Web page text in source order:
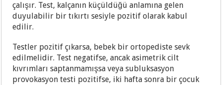
çalışır. Test, kalçanın küçüldüğü anlamına gelen
duyulabilir bir tıkırtı sesiyle pozitif olarak kabul
edilir.
Testler pozitif çıkarsa, bebek bir ortopediste sevk
edilmelidir. Test negatifse, ancak asimetrik cilt
kıvrımları saptanmamışsa veya subluksasyon
provokasyon testi pozitifse, iki hafta sonra bir çocuk